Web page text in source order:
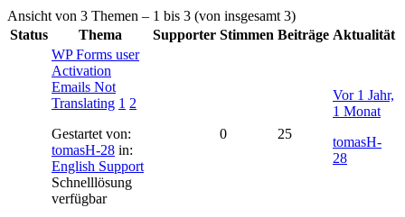
Ansicht von 3 Themen – 1 bis 3 (von insgesamt 3)
Status
Thema Supporter Stimmen Beiträge Aktualität
WP Forms user
Activation
Emails Not
Translating 1 2
Gestartet von:
tomasH-28 in:
English Support
Schnelllösung
verfügbar
0 25
Vor 1 Jahr,
1 Monat
tomasH-
28